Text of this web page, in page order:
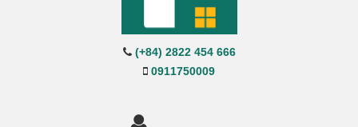
(+84) 2822 454 666
0911750009